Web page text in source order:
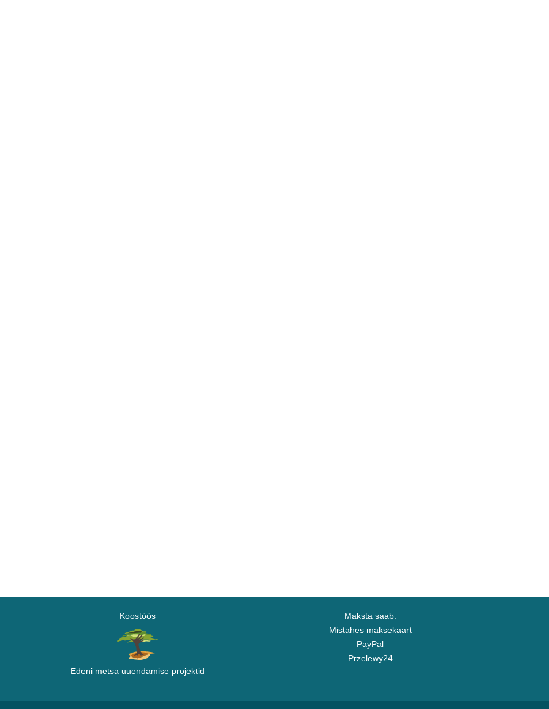
Koostöös
Edeni metsa uuendamise projektid
Maksta saab:
Mistahes maksekaart
PayPal
Przelewy24